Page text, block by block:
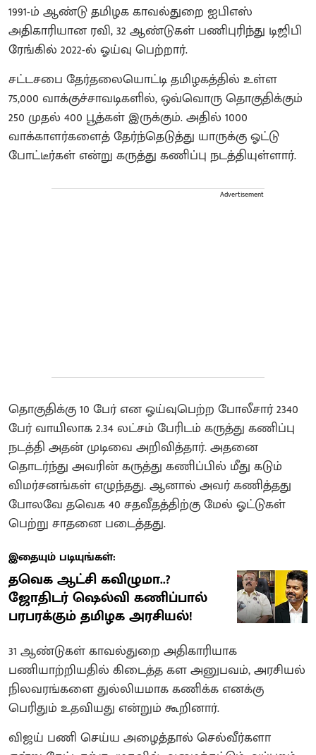
1991-ம் ஆண்டு தமிழக காவல்துறை ஐபிஎஸ்
அதிகாரியான ரவி, 32 ஆண்டுகள் பணிபுரிந்து டிஜிபி
ரேங்கில் 2022-ல் ஓய்வு பெற்றார்.
சட்டசபை தேர்தலையொட்டி தமிழகத்தில் உள்ள
75,000 வாக்குச்சாவடிகளில், ஒவ்வொரு தொகுதிக்கும்
250 முதல் 400 பூத்கள் இருக்கும். அதில் 1000
வாக்காளர்களைத் தேர்ந்தெடுத்து யாருக்கு ஓட்டு
போட்டீர்கள் என்று கருத்து கணிப்பு நடத்தியுள்ளார்.
Advertisement
தொகுதிக்கு 10 பேர் என ஓய்வுபெற்ற போலீசார் 2340
பேர் வாயிலாக 2.34 லட்சம் பேரிடம் கருத்து கணிப்பு
நடத்தி அதன் முடிவை அறிவித்தார். அதனை
தொடர்ந்து அவரின் கருத்து கணிப்பில் மீது கடும்
விமர்சனங்கள் எழுந்தது. ஆனால் அவர் கணித்தது
போலவே தவெக 40 சதவீதத்திற்கு மேல் ஓட்டுகள்
பெற்று சாதனை படைத்தது.
இதையும் படியுங்கள்:
தவெக ஆட்சி கவிழுமா..?
ஜோதிடர் ஷெல்வி கணிப்பால்
பரபரக்கும் தமிழக அரசியல்!
31 ஆண்டுகள் காவல்துறை அதிகாரியாக
பணியாற்றியதில் கிடைத்த கள அனுபவம், அரசியல்
நிலவரங்களை துல்லியமாக கணிக்க எனக்கு
பெரிதும் உதவியது என்றும் கூறினார்.
விஜய் பணி செய்ய அழைத்தால் செல்வீர்களா